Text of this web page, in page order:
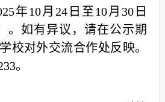
年10月24日至10月30日
。如有异议，请在公示期
校对外交流合作处反映。
。